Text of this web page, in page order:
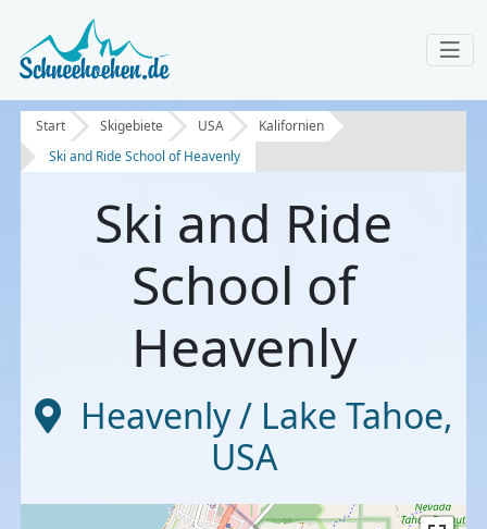
Start Skigebiete USA
Kalifornien
Ski and Ride School of Heavenly
Ski and Ride
School of
Heavenly
Heavenly / Lake Tahoe,
USA